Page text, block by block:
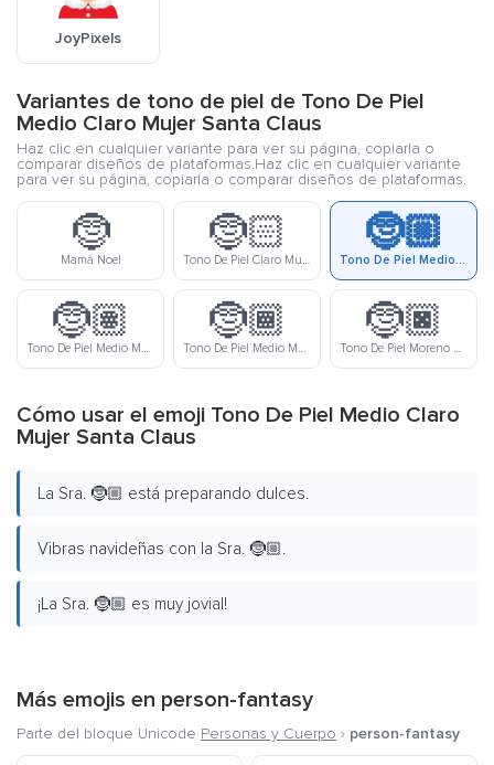
JoyPixels
Variantes de tono de piel de Tono De Piel
Medio Claro Mujer Santa Claus
Haz clic en cualquier variante para ver su página, copiarla o
comparar diseños de plataformas.Haz clic en cualquier variante
para ver su página, copiarla o comparar diseños de plataformas.
🤶
Mamá Noel
🤶🏻
Tono De Piel Claro Mujer Santa Claus
🤶🏼
Tono De Piel Medio Claro Mujer Santa Claus
🤶🏽
Tono De Piel Medio Mujer Santa Claus
🤶🏾
Tono De Piel Medio Moreno Mujer Santa Claus
🤶🏿
Tono De Piel Moreno Mujer Santa Claus
Cómo usar el emoji Tono De Piel Medio Claro
Mujer Santa Claus
La Sra. 🤶🏼 está preparando dulces.
Vibras navideñas con la Sra. 🤶🏼.
¡La Sra. 🤶🏼 es muy jovial!
Más emojis en person-fantasy
Parte del bloque Unicode Personas y Cuerpo › person-fantasy